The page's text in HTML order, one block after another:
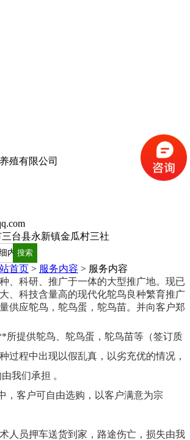
殖有限公司
台县永新镇金瓜村三社
首页 > 服务内容 > 服务内容
、科研、推广于一体的大型推广地。现已
、科技含量高的现代化鸵鸟良种繁育推广
供应鸵鸟，鸵鸟蛋，鸵鸟苗。并向客户郑
供鸵鸟、鸵鸟蛋，鸵鸟苗等（签订质
过程中出现以假乱真，以劣充优的情况，
我们承担 。
客户可自由选购，以客户满意为宗
员押车送货到家，路途伤亡，损失由我